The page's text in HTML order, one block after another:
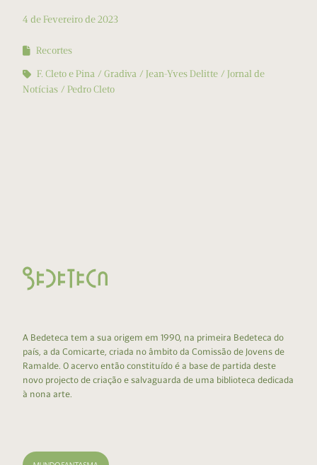
4 de Fevereiro de 2023
Recortes
F. Cleto e Pina
Gradiva Jean-Yves Delitte
Jornal de
Notícias
Pedro Cleto
A Bedeteca tem a sua origem em 1990, na primeira Bedeteca do
país, a da Comicarte, criada no âmbito da Comissão de Jovens de
Ramalde. O acervo então constituído é a base de partida deste
novo projecto de criação e salvaguarda de uma biblioteca dedicada
à nona arte.